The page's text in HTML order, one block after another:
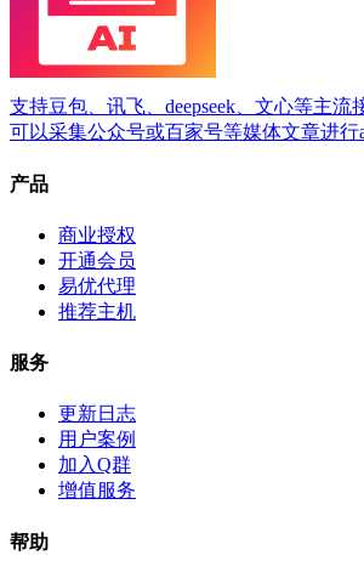
支持豆包、讯飞、deepseek、文心等主
可以采集公众号或百家号等媒体文章进
产品
商业授权
开通会员
易优代理
推荐主机
服务
更新日志
用户案例
加入Q群
增值服务
帮助